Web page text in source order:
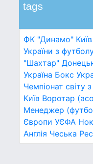
tags
ФК "Динамо" Київ
України з
"Шахтар"
Україна Бокс
Чемпіонат світу
Київ Воротар
Менеджер
Європи УЄФА
Англія Чеська